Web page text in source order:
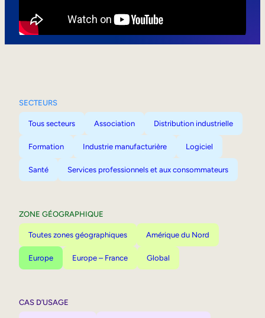
SECTEURS
Tous secteurs Association Distribution industrielle
Formation Industrie manufacturière Logiciel
Santé Services professionnels et aux consommateurs
ZONE GÉOGRAPHIQUE
Toutes zones géographiques Amérique du Nord
Europe Europe – France Global
CAS D’USAGE